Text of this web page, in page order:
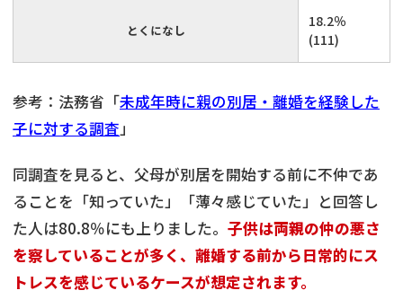
とくになし
18.2％
(111)
参考：法務省「未成年時に親の別居・離婚を経験した
子に対する調査」
同調査を見ると、父母が別居を開始する前に不仲であ
ることを「知っていた」「薄々感じていた」と回答し
た人は80.8％にも上りました。 子供は両親の仲の悪さ
を察していることが多く、離婚する前から日常的にス
トレスを感じているケースが想定されます。